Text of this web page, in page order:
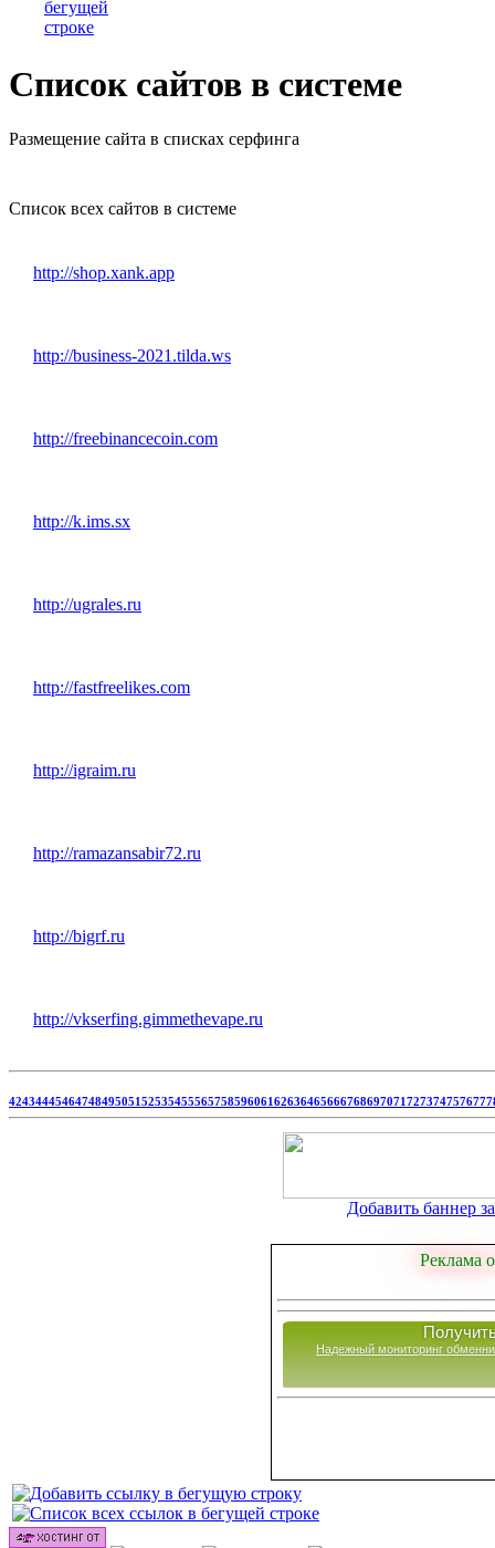
Список сайтов в системе
Размещение сайта в списках серфинга
Список всех сайтов в системе
http://shop.xank.app
http://business-2021.tilda.ws
http://freebinancecoin.com
http://k.ims.sx
http://ugrales.ru
http://fastfreelikes.com
http://igraim.ru
http://ramazansabir72.ru
http://bigrf.ru
http://vkserfing.gimmethevape.ru
424344454647484950515253545556575859606162636465666768697071727374757677
Добавить баннер
Реклама
Надежный мониторинг